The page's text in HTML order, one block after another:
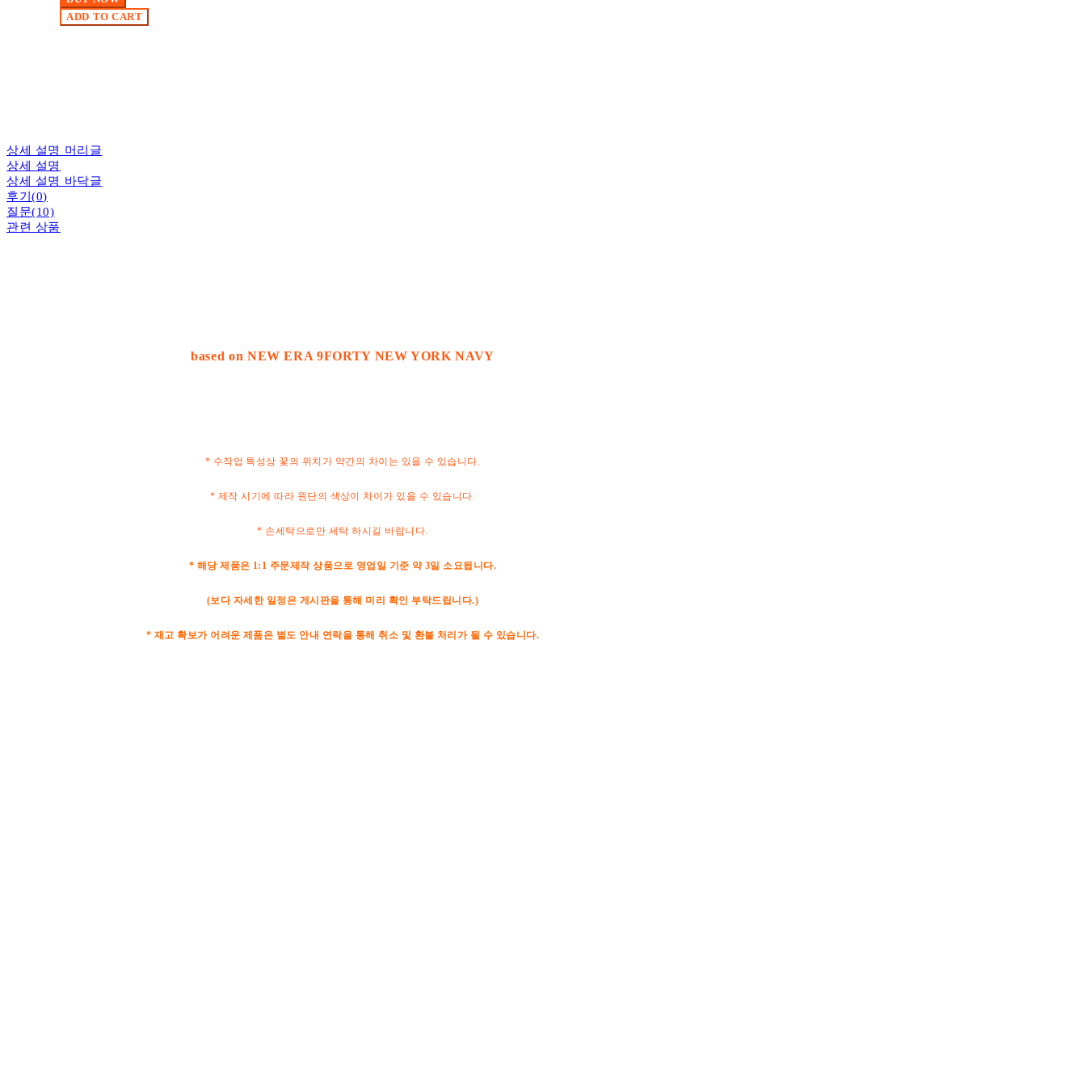
ADD TO CART
상세 설명 머리글
상세 설명
상세 설명 바닥글
후기(0)
질문(10)
관련 상품
based on NEW ERA 9FORTY NEW YORK NAVY
* 수작업 특성상 꽃의 위치가 약간의 차이는 있을 수 있습니다.
* 제작 시기에 따라 원단의 색상이 차이가 있을 수 있습니다.
* 손세탁으로만 세탁 하시길 바랍니다.
* 해당 제품은 1:1 주문제작 상품으로 영업일 기준 약 3일 소요됩니다.
(보다 자세한 일정은 게시판을 통해 미리 확인 부탁드립니다.)
* 재고 확보가 어려운 제품은 별도 안내 연락을 통해 취소 및 환불 처리가 될 수 있습니다.